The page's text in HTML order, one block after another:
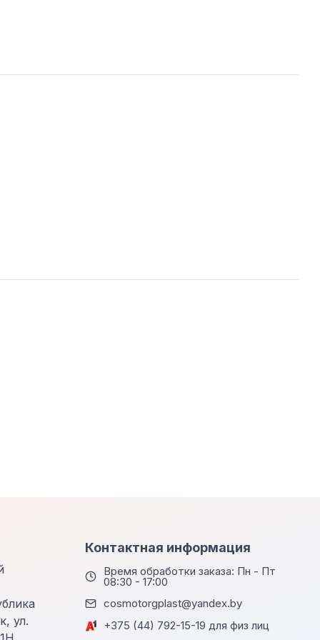
ул.
Контактная информация
Время обработки заказа: Пн - Пт
08:30 - 17:00
cosmotorgplast@yandex.by
+375 (44) 792-15-19 для физ лиц